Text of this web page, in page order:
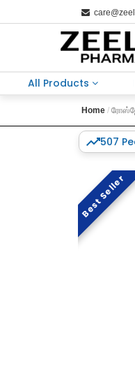
All Products
Home
507
Best Seller